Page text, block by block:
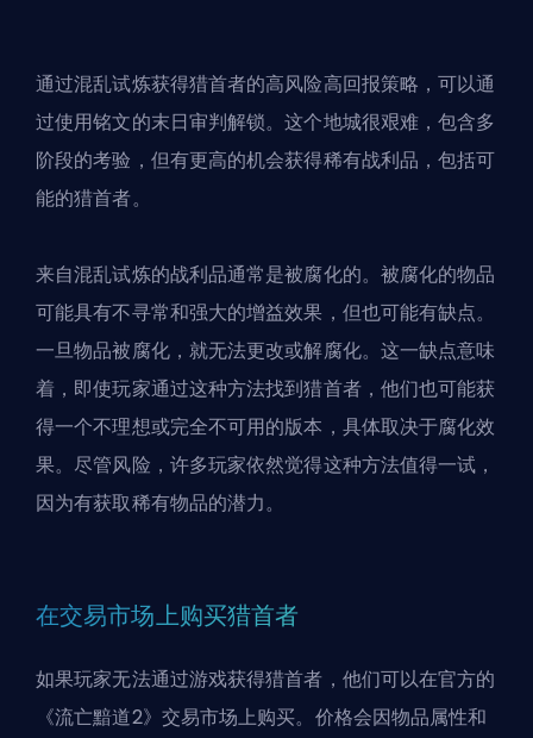
通过混乱试炼获得猎首者的高风险高回报策略，可以通
过使用铭文的末日审判解锁。这个地城很艰难，包含多
阶段的考验，但有更高的机会获得稀有战利品，包括可
能的猎首者。
来自混乱试炼的战利品通常是被腐化的。被腐化的物品
可能具有不寻常和强大的增益效果，但也可能有缺点。
一旦物品被腐化，就无法更改或解腐化。这一缺点意味
着，即使玩家通过这种方法找到猎首者，他们也可能获
得一个不理想或完全不可用的版本，具体取决于腐化效
果。尽管风险，许多玩家依然觉得这种方法值得一试，
因为有获取稀有物品的潜力。
在交易市场上购买猎首者
如果玩家无法通过游戏获得猎首者，他们可以在官方的
《流亡黯道2》交易市场上购买。价格会因物品属性和